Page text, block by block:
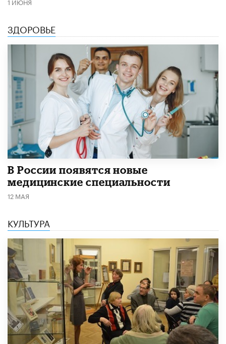
ЗДОРОВЬЕ
В России появятся новые
медицинские специальности
12 МАЯ
КУЛЬТУРА